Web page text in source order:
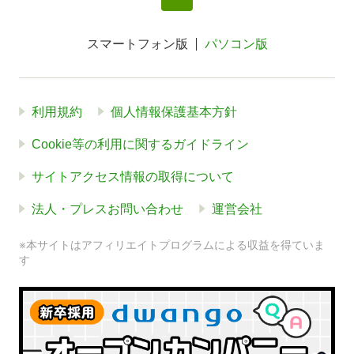
スマートフォン版 パソコン版
利用規約 個人情報保護基本方針
Cookie等の利用に関するガイドライン
サイトアクセス情報の取得について
法人・プレスお問い合わせ 運営会社
※本サイトはアフィリエイトプログラムによる収益を得ていま
す